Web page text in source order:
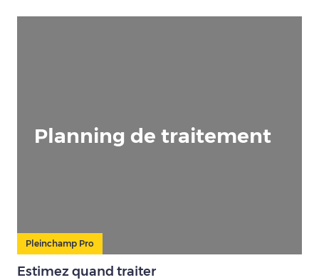
Planning de traitement
Pleinchamp Pro
Estimez quand traiter